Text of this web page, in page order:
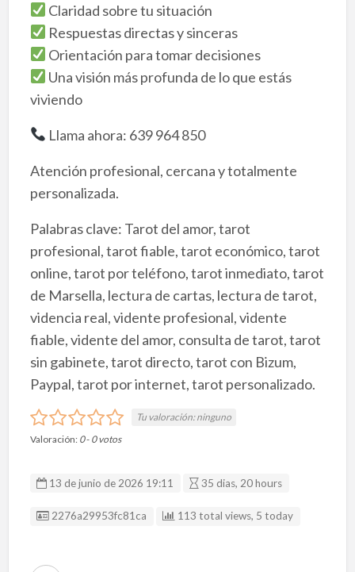
Claridad sobre tu situación
Respuestas directas y sinceras
Orientación para tomar decisiones
Una visión más profunda de lo que estás
viviendo
Llama ahora: 639 964 850
Atención profesional, cercana y totalmente
personalizada.
Palabras clave: Tarot del amor, tarot
profesional, tarot fiable, tarot económico, tarot
online, tarot por teléfono, tarot inmediato, tarot
de Marsella, lectura de cartas, lectura de tarot,
videncia real, vidente profesional, vidente
fiable, vidente del amor, consulta de tarot, tarot
sin gabinete, tarot directo, tarot con Bizum,
Paypal, tarot por internet, tarot personalizado.
Tu valoración:ninguno
Valoración: 0- 0 votos
13 de junio de 2026 19:11 35 dias, 20 hours
ID Anuncio
2276a29953fc81ca 113 total views, 5 today